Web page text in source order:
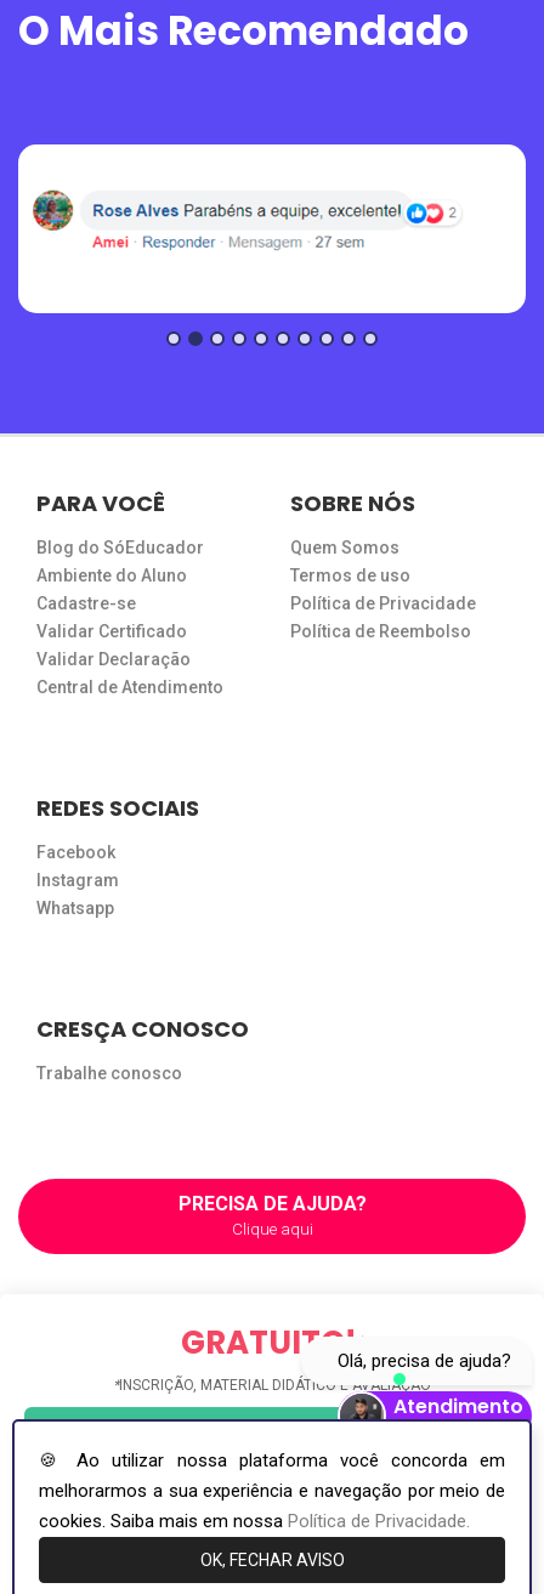
🍪 Ao utilizar nossa plataforma você concorda em
melhorarmos a sua experiência e navegação por meio de
cookies. Saiba mais em nossa Política de Privacidade.
OK, FECHAR AVISO
GRATUITO! *
*INSCRIÇÃO, MATERIAL DIDÁTICO E AVALIAÇÃO
Compartilhe este curso
O Mais Recomendado
PARA VOCÊ
Blog do SóEducador
Ambiente do Aluno
Cadastre-se
Validar Certificado
Validar Declaração
Central de Atendimento
SOBRE NÓS
Quem Somos
Termos de uso
Política de Privacidade
Política de Reembolso
REDES SOCIAIS
Facebook
Instagram
Whatsapp
CRESÇA CONOSCO
Trabalhe conosco
PRECISA DE AJUDA?
Clique aqui
COPYRIGHT ©2026. INCI - INSTITUTO NACIONAL DE APERFEIÇOAMENTO
PROFISSIONAL - CNPJ: 36.692.668/0001-94
Olá, precisa de ajuda?
Atendimento
Abrir Whatsapp